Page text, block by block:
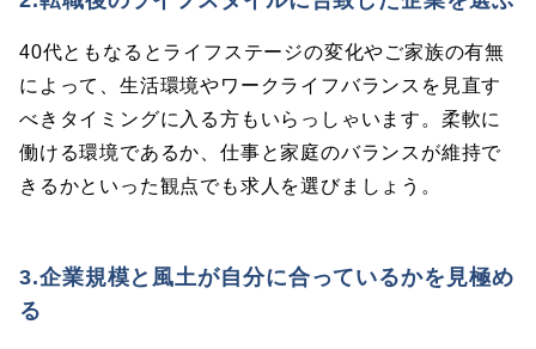
40代ともなるとライフステージの変化やご家族の有無
によって、生活環境やワークライフバランスを見直す
べきタイミングに入る方もいらっしゃいます。柔軟に
働ける環境であるか、仕事と家庭のバランスが維持で
きるかといった観点でも求人を選びましょう。
3.企業規模と風土が自分に合っているかを見極め
る